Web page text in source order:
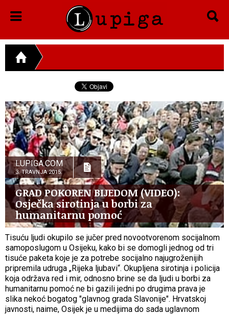
LUPIGA.COM
3. TRAVNJA 2015.
GRAD POKOREN BIJEDOM (VIDEO):
Osječka sirotinja u borbi za
humanitarnu pomoć
Tisuću ljudi okupilo se jučer pred novootvorenom socijalnom
samoposlugom u Osijeku, kako bi se domogli jednog od tri
tisuće paketa koje je za potrebe socijalno najugroženijih
pripremila udruga „Rijeka ljubavi“. Okupljena sirotinja i policija
koja održava red i mir, odnosno brine se da ljudi u borbi za
humanitarnu pomoć ne bi gazili jedni po drugima prava je
slika nekoć bogatog "glavnog grada Slavonije". Hrvatskoj
javnosti, naime, Osijek je u medijima do sada uglavnom